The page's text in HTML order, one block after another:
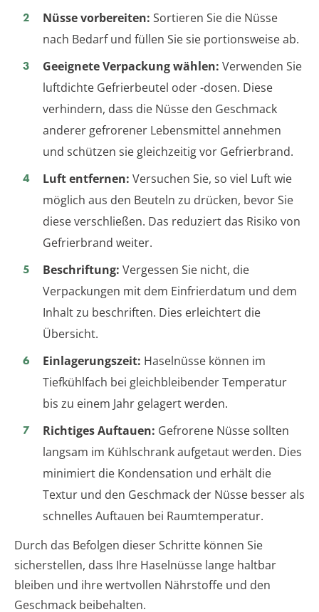
Nüsse vorbereiten: Sortieren Sie die Nüsse
nach Bedarf und füllen Sie sie portionsweise ab.
Geeignete Verpackung wählen: Verwenden Sie
luftdichte Gefrierbeutel oder -dosen. Diese
verhindern, dass die Nüsse den Geschmack
anderer gefrorener Lebensmittel annehmen
und schützen sie gleichzeitig vor Gefrierbrand.
Luft entfernen: Versuchen Sie, so viel Luft wie
möglich aus den Beuteln zu drücken, bevor Sie
diese verschließen. Das reduziert das Risiko von
Gefrierbrand weiter.
Beschriftung: Vergessen Sie nicht, die
Verpackungen mit dem Einfrierdatum und dem
Inhalt zu beschriften. Dies erleichtert die
Übersicht.
Einlagerungszeit: Haselnüsse können im
Tiefkühlfach bei gleichbleibender Temperatur
bis zu einem Jahr gelagert werden.
Richtiges Auftauen: Gefrorene Nüsse sollten
langsam im Kühlschrank aufgetaut werden. Dies
minimiert die Kondensation und erhält die
Textur und den Geschmack der Nüsse besser als
schnelles Auftauen bei Raumtemperatur.
Durch das Befolgen dieser Schritte können Sie
sicherstellen, dass Ihre Haselnüsse lange haltbar
bleiben und ihre wertvollen Nährstoffe und den
Geschmack beibehalten.